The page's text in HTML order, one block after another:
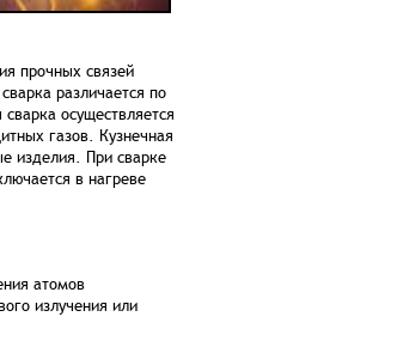
прочных связей
различается по
осуществляется
газов. Кузнечная
изделия. При сварке
в нагреве
атомов
излучения или